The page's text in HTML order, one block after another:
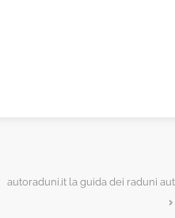
autoraduni.it la guida dei raduni